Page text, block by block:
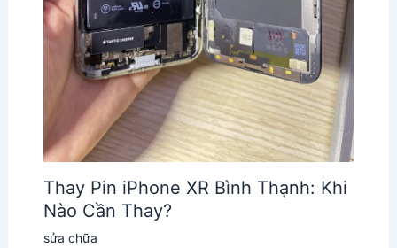
Thay Pin iPhone XR Bình Thạnh: Khi
Nào Cần Thay?
sửa chữa